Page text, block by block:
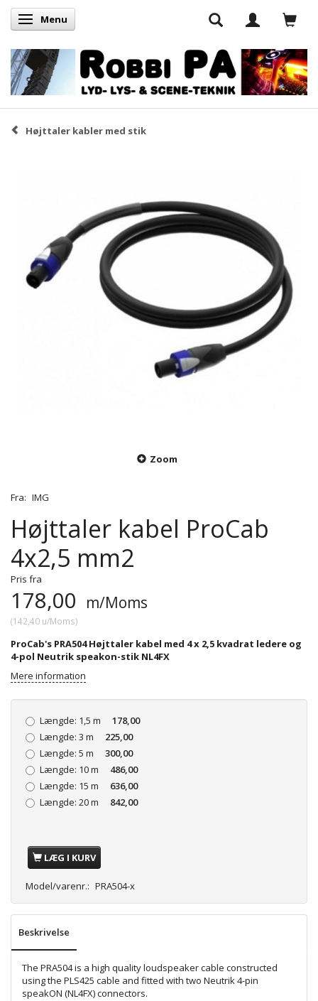
Skifte navigation
Menu
Højttaler kabler med stik
Zoom
Fra: IMG
Højttaler kabel ProCab
4x2,5 mm2
Pris fra
178,00 m/Moms
(142,40 u/Moms)
ProCab's PRA504 Højttaler kabel med 4 x 2,5 kvadrat ledere og
4-pol Neutrik speakon-stik NL4FX
Mere information
Længde: 1,5 m
178,00
Længde: 3 m
225,00
Længde: 5 m
300,00
Længde: 10 m
486,00
Længde: 15 m
636,00
Længde: 20 m 842,00
LÆG I KURV
Model/varenr.: PRA504-x
Beskrivelse
The PRA504 is a high quality loudspeaker cable constructed
using the PLS425 cable and fitted with two Neutrik 4-pin
speakON (NL4FX) connectors.